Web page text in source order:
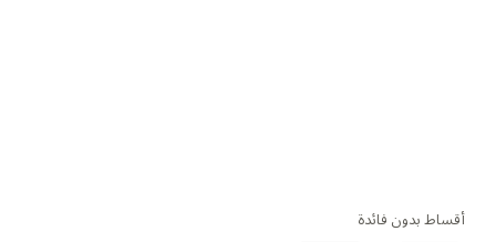
أقساط بدون فائدة